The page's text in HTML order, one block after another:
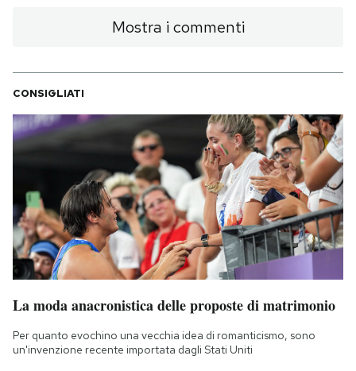
Mostra i commenti
CONSIGLIATI
La moda anacronistica delle proposte di matrimonio
Per quanto evochino una vecchia idea di romanticismo, sono
un'invenzione recente importata dagli Stati Uniti